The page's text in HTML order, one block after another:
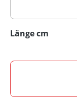
Länge cm